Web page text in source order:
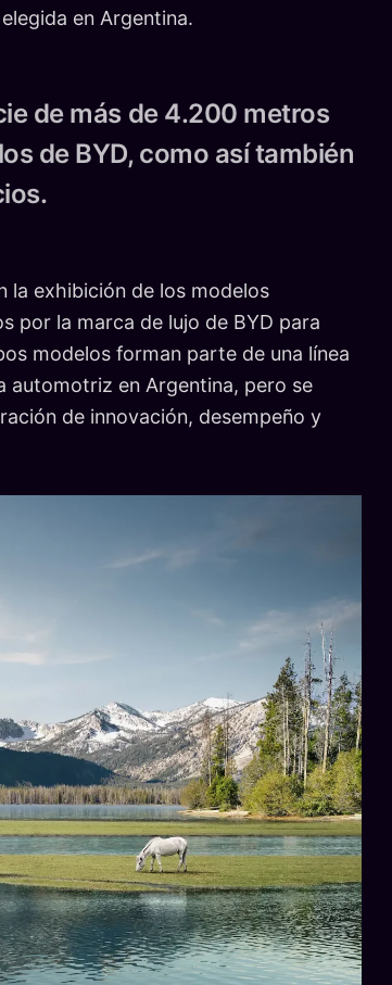
en Argentina.
de más de 4.200 metros
de BYD, como así también
la exhibición de los modelos
por la marca de lujo de BYD para
modelos forman parte de una línea
automotriz en Argentina, pero se
de innovación, desempeño y